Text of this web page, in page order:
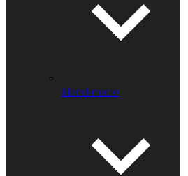
Hand-made